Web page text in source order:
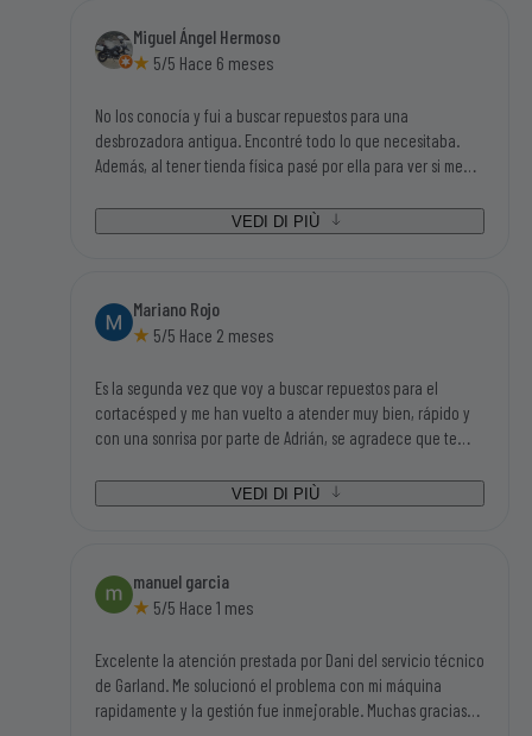
piezas que necesitaba y con buen precio). Gracias sin duda
volveré a su tienda.
Miguel Ángel Hermoso
5/5 Hace 6 meses
No los conocía y fui a buscar repuestos para una
desbrozadora antigua. Encontré todo lo que necesitaba.
Además, al tener tienda física pasé por ella para ver si me
chico que me atendió, me ayudo en todas mis dudas y me
asesoró fenomenal. Además de un trato magnifico. Sin duda,
VEDI DI PIÙ
Mariano Rojo
5/5 Hace 2 meses
Es la segunda vez que voy a buscar repuestos para el
cortacésped y me han vuelto a atender muy bien, rápido y
con una sonrisa por parte de Adrián, se agradece que te
tenían todo lo que iba buscando así que tengo que darle mi
enhorabuena a ésta empresa.
VEDI DI PIÙ
manuel garcia
5/5 Hace 1 mes
Excelente la atención prestada por Dani del servicio técnico
de Garland. Me solucionó el problema con mi máquina
rapidamente y la gestión fue inmejorable. Muchas gracias